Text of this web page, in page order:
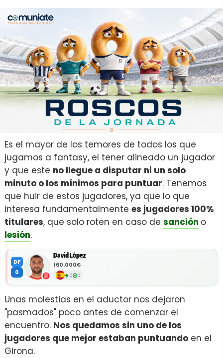
Es el mayor de los temores de todos los que
jugamos a fantasy, el tener alineado un jugador
y que este no llegue a disputar ni un solo
minuto o los mínimos para puntuar. Tenemos
que huir de estos jugadores, ya que lo que
interesa fundamentalmente es jugadores 100%
titulares, que solo roten en caso de sanción o
lesión.
DF
0
David López
160.000€
0 0
Unas molestias en el aductor nos dejaron
"pasmados" poco antes de comenzar el
encuentro. Nos quedamos sin uno de los
jugadores que mejor estaban puntuando en el
Girona.